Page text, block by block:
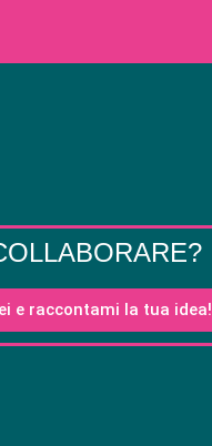
e raccontami la tua idea!